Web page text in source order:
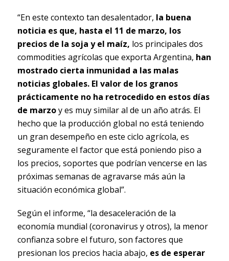
“En este contexto tan desalentador, la buena
noticia es que, hasta el 11 de marzo, los
precios de la soja y el maíz, los principales dos
commodities agrícolas que exporta Argentina, han
mostrado cierta inmunidad a las malas
noticias globales. El valor de los granos
prácticamente no ha retrocedido en estos días
de marzoy es muy similar al de un año atrás. El
hecho que la producción global no está teniendo
un gran desempeño en este ciclo agrícola, es
seguramente el factor que está poniendo piso a
los precios, soportes que podrían vencerse en las
próximas semanas de agravarse más aún la
situación económica global”.
Según el informe, “la desaceleración de la
economía mundial (coronavirus y otros), la menor
confianza sobre el futuro, son factores que
presionan los precios hacia abajo, es de esperar